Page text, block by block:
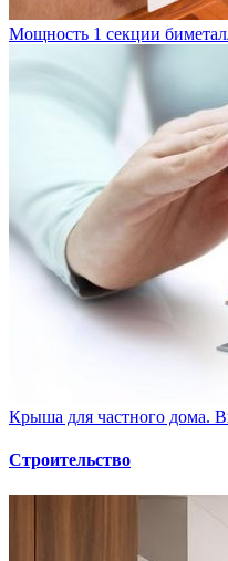
Мощность 1 секции
Крыша для частного дома.
Строительство